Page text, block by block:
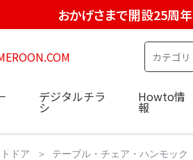
おかげさまで開設25周年
デジタルチラ
シ
Howto情
報
ドア テーブル・チェア・ハンモック